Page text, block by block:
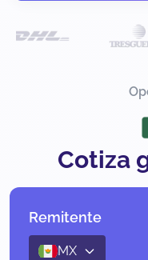
Cotiza
Remitente
MX